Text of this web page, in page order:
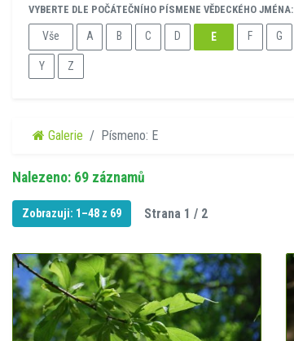
VYBERTE DLE POČÁTEČNÍHO PÍSMENE VĚDECKÉHO JMÉNA:
Vše A B C D E F G
Y Z
Galerie Písmeno: E
Nalezeno: 69 záznamů
Zobrazuji: 1–48 z 69 Strana 1 / 2